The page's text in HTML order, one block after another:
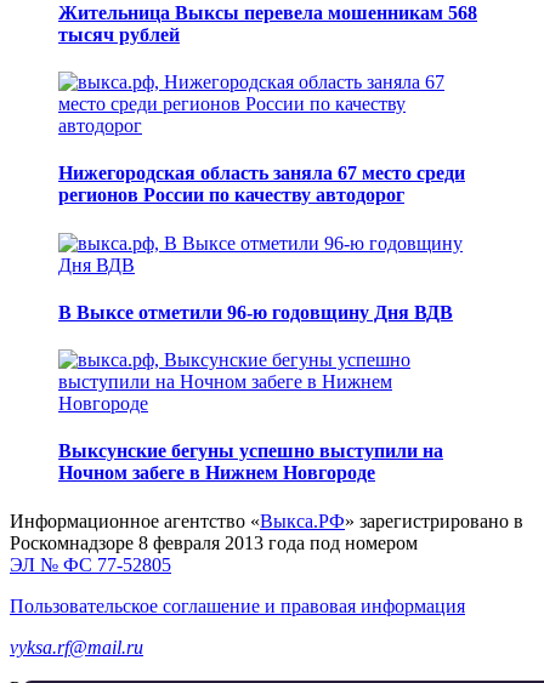
Жительница Выксы перевела мошенникам 568
тысяч рублей
Нижегородская область заняла 67 место среди
регионов России по качеству автодорог
В Выксе отметили 96-ю годовщину Дня ВДВ
Выксунские бегуны успешно выступили на
Ночном забеге в Нижнем Новгороде
Информационное агентство «Выкса.РФ» зарегистрировано в
Роскомнадзоре 8 февраля 2013 года под номером
ЭЛ № ФС 77-52805
Пользовательское соглашение и правовая информация
vyksa.rf@mail.ru